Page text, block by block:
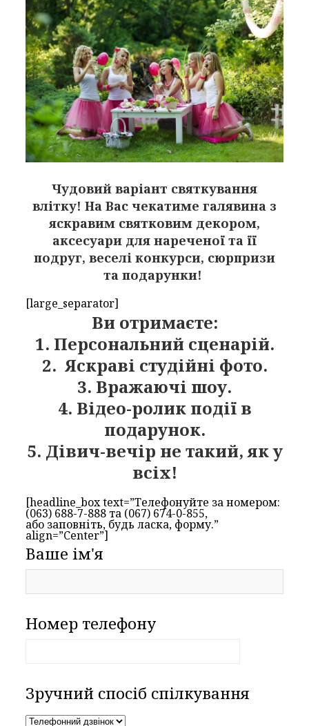
Чудовий варіант святкування
влітку! На Вас чекатиме галявина з
яскравим святковим декором,
аксесуари для нареченої та її
подруг, веселі конкурси, сюрпризи
та подарунки!
[large_separator]
Ви отримаєте:
1. Персональний сценарій.
2. Яскраві студійні фото.
3. Вражаючі шоу.
4. Відео-ролик події в
подарунок.
5. Дівич-вечір не такий, як у
всіх!
[headline_box text=”Телефонуйте за номером:
(063) 688-7-888 та (067) 674-0-855,
або заповніть, будь ласка, форму.”
align=”Center”]
Ваше ім'я
Номер телефону
Зручний спосіб спілкування